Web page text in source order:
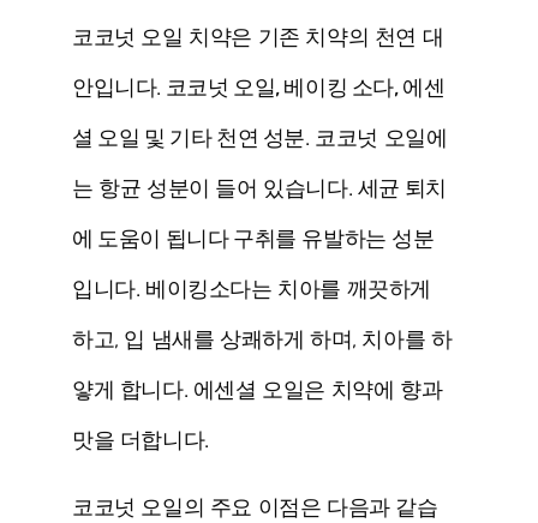
코코넛 오일 치약은 기존 치약의 천연 대
안입니다. 코코넛 오일, 베이킹 소다, 에센
셜 오일 및 기타 천연 성분. 코코넛 오일에
는 항균 성분이 들어 있습니다. 세균 퇴치
에 도움이 됩니다구취를 유발하는 성분
입니다. 베이킹소다는 치아를 깨끗하게
하고, 입 냄새를 상쾌하게 하며, 치아를 하
얗게 합니다. 에센셜 오일은 치약에 향과
맛을 더합니다.
코코넛 오일의 주요 이점은 다음과 같습